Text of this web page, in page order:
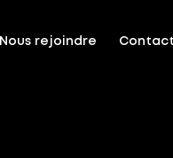
Nous rejoindre Contact